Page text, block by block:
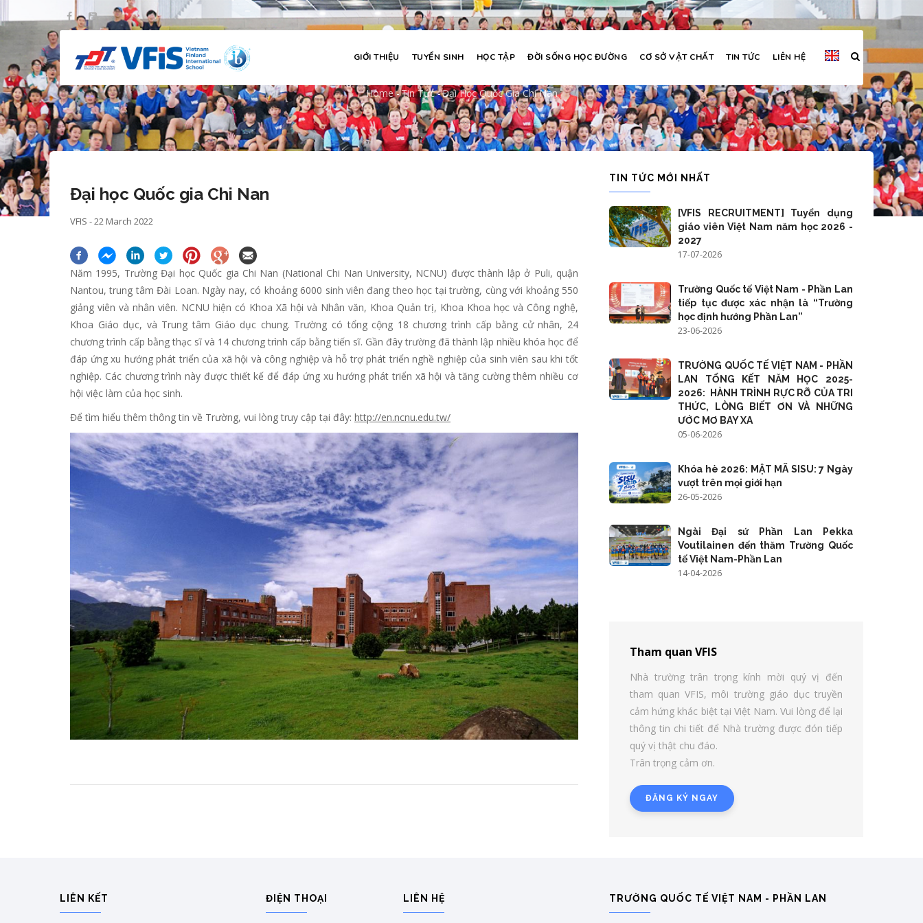
to
content
GIỚI THIỆU TUYỂN SINH HỌC TẬP ĐỜI SỐNG HỌC ĐƯỜNG CƠ SỞ VẬT CHẤT TIN TỨC LIÊN HỆ
Breadcrumb
Home -Tin Tức -Đại Học Quốc Gia Chi Nan
Đại học Quốc gia Chi Nan
VFIS - 22 March 2022
Năm 1995, Trường Đại học Quốc gia Chi Nan (National Chi Nan University, NCNU) được thành lập ở Puli, quận
Nantou, trung tâm Đài Loan. Ngày nay, có khoảng 6000 sinh viên đang theo học tại trường, cùng với khoảng 550
giảng viên và nhân viên. NCNU hiện có Khoa Xã hội và Nhân văn, Khoa Quản trị, Khoa Khoa học và Công nghệ,
Khoa Giáo dục, và Trung tâm Giáo dục chung. Trường có tổng cộng 18 chương trình cấp bằng cử nhân, 24
chương trình cấp bằng thạc sĩ và 14 chương trình cấp bằng tiến sĩ. Gần đây trường đã thành lập nhiều khóa học để
đáp ứng xu hướng phát triển của xã hội và công nghiệp và hỗ trợ phát triển nghề nghiệp của sinh viên sau khi tốt
nghiệp. Các chương trình này được thiết kế để đáp ứng xu hướng phát triển xã hội và tăng cường thêm nhiều cơ
hội việc làm của học sinh.
Để tìm hiểu thêm thông tin về Trường, vui lòng truy cập tại đây: http://en.ncnu.edu.tw/
TIN TỨC MỚI NHẤT
[VFIS RECRUITMENT] Tuyển dụng
giáo viên Việt Nam năm học 2026 -
2027
17-07-2026
Trường Quốc tế Việt Nam - Phần Lan
tiếp tục được xác nhận là “Trường
học định hướng Phần Lan”
23-06-2026
TRƯỜNG QUỐC TẾ VIỆT NAM - PHẦN
LAN TỔNG KẾT NĂM HỌC 2025-
2026: HÀNH TRÌNH RỰC RỠ CỦA TRI
THỨC, LÒNG BIẾT ƠN VÀ NHỮNG
ƯỚC MƠ BAY XA
05-06-2026
Khóa hè 2026: MẬT MÃ SISU: 7 Ngày
vượt trên mọi giới hạn
26-05-2026
Ngài Đại sứ Phần Lan Pekka
Voutilainen đến thăm Trường Quốc
tế Việt Nam-Phần Lan
14-04-2026
Tham quan VFIS
Nhà trường trân trọng kính mời quý vị đến
tham quan VFIS, môi trường giáo dục truyền
cảm hứng khác biệt tại Việt Nam. Vui lòng để lại
thông tin chi tiết để Nhà trường được đón tiếp
quý vị thật chu đáo.
Trân trọng cảm ơn.
ĐĂNG KÝ NGAY
LIÊN KẾT ĐIỆN THOẠI LIÊN HỆ TRƯỜNG QUỐC TẾ VIỆT NAM - PHẦN LAN